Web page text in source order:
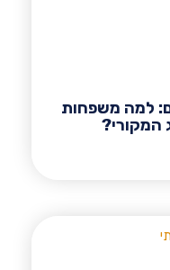
למה משפחות
המקורי?